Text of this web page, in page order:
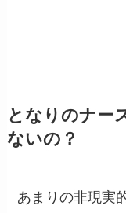
となりのナー
ないの？
あまりの非現実